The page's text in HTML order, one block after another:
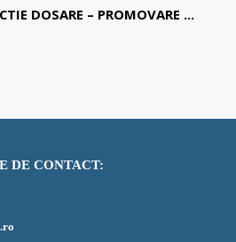
DOSARE – PROMOVARE ...
DE CONTACT: